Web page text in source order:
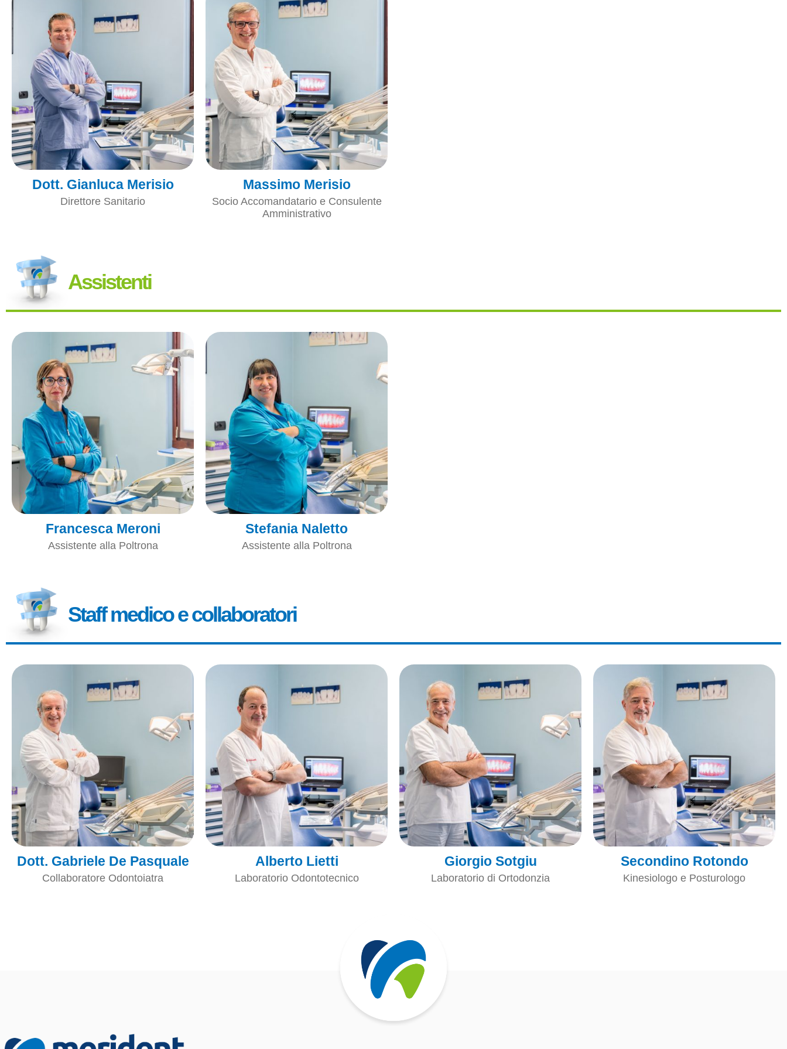
Dott. Gianluca Merisio
Direttore Sanitario
Massimo Merisio
Socio Accomandatario e Consulente
Amministrativo
Assistenti
Francesca Meroni
Assistente alla Poltrona
Stefania Naletto
Assistente alla Poltrona
Staff medico e collaboratori
Dott. Gabriele De Pasquale
Collaboratore Odontoiatra
Alberto Lietti
Laboratorio Odontotecnico
Giorgio Sotgiu
Laboratorio di Ortodonzia
Secondino Rotondo
Kinesiologo e Posturologo